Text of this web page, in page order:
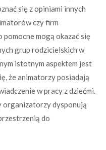
się z opiniami innych
czy firm
mogą okazać się
grup rodzicielskich w
istotnym aspektem jest
że animatorzy posiadają
w pracy z dziećmi.
organizatorzy dysponują
do